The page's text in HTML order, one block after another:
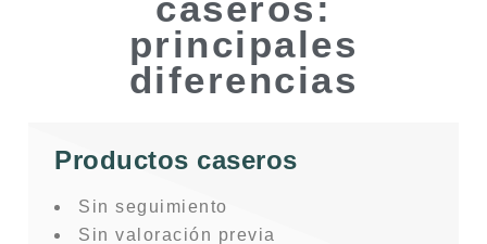
principales
diferencias
Productos caseros
Sin seguimiento
Sin valoración previa